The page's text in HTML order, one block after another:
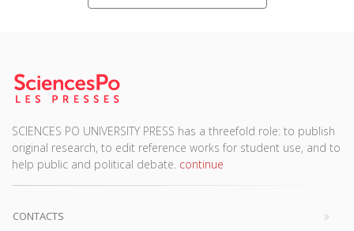
SCIENCES PO UNIVERSITY PRESS has a threefold role: to publish
original research, to edit reference works for student use, and to
help public and political debate. continue
CONTACTS